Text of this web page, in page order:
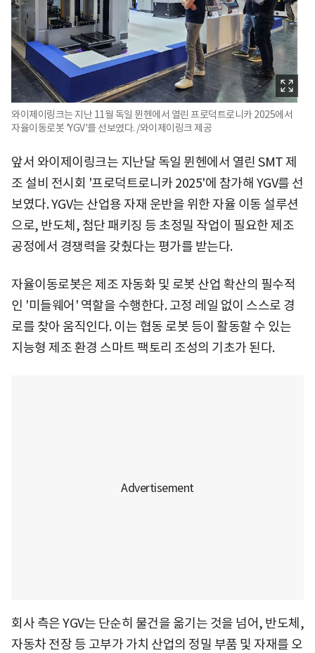
와이제이링크는 지난 11월 독일 뮌헨에서 열린 프로덕트로니카 2025에서
자율이동로봇 'YGV'를 선보였다. /와이제이링크 제공
앞서 와이제이링크는 지난달 독일 뮌헨에서 열린 SMT 제
조 설비 전시회 '프로덕트로니카 2025'에 참가해 YGV를 선
보였다. YGV는 산업용 자재 운반을 위한 자율 이동 설루션
으로, 반도체, 첨단 패키징 등 초정밀 작업이 필요한 제조
공정에서 경쟁력을 갖췄다는 평가를 받는다.
자율이동로봇은 제조 자동화 및 로봇 산업 확산의 필수적
인 '미들웨어' 역할을 수행한다. 고정 레일 없이 스스로 경
로를 찾아 움직인다. 이는 협동 로봇 등이 활동할 수 있는
지능형 제조 환경 스마트 팩토리 조성의 기초가 된다.
회사 측은 YGV는 단순히 물건을 옮기는 것을 넘어, 반도체,
자동차 전장 등 고부가 가치 산업의 정밀 부품 및 자재를 오